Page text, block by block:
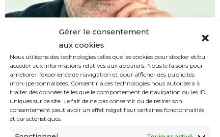
Gérer le consentement
aux cookies
Nous utilisons des technologies telles que les cookies pour stocker et/ou
accéder aux informations relatives aux appareils. Nous le faisons pour
améliorer l’expérience de navigation et pour afficher des publicités
(non-)personnalisées. Consentir à ces technologies nous autorisera à
traiter des données telles que le comportement de navigation ou les ID
uniques sur ce site. Le fait de ne pas consentir ou de retirer son
consentement peut avoir un effet négatif sur certaines fonctonnalités
et caractéristiques.